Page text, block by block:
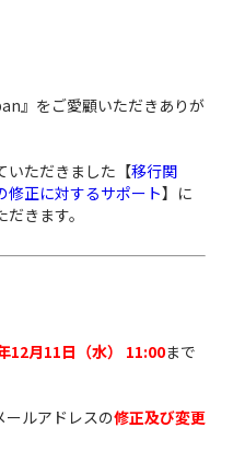
』をご愛顧いただきありが
いただきました【移行関
修正に対するサポート】に
きます。
12月11日（水） 11:00まで
ールアドレスの修正及び変更